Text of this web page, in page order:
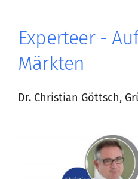
Experteer -
Märkten
Dr. Christian Göttsch,